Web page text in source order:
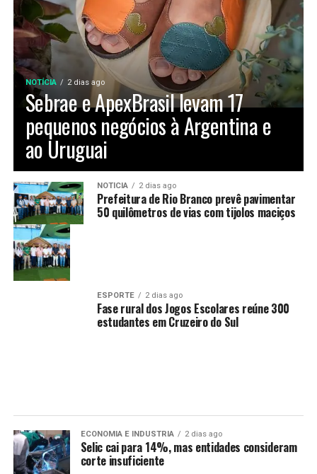
NOTÍCIA 2 dias ago
Sebrae e ApexBrasil levam 17
pequenos negócios à Argentina e
ao Uruguai
NOTÍCIA 2 dias ago
Prefeitura de Rio Branco prevê pavimentar
50 quilômetros de vias com tijolos maciços
ESPORTE 2 dias ago
Fase rural dos Jogos Escolares reúne 300
estudantes em Cruzeiro do Sul
ECONOMIA E INDUSTRIA 2 dias ago
Selic cai para 14%, mas entidades consideram
corte insuficiente